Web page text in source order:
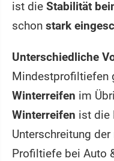
ist die Stabilität
schon stark
Unterschiedliche
Mindestprofiltiefen
Winterreifen im
Winterreifen ist die
Unterschreitung
Profiltiefe bei Auto